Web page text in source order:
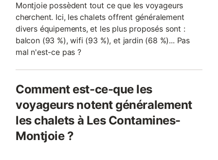
Montjoie possèdent tout ce que les voyageurs
cherchent. Ici, les chalets offrent généralement
divers équipements, et les plus proposés sont :
balcon (93 %), wifi (93 %), et jardin (68 %)... Pas
mal n'est-ce pas ?
Comment est-ce-que les
voyageurs notent généralement
les chalets à Les Contamines-
Montjoie ?